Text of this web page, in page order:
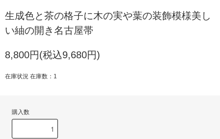
生成色と茶の格子に木の実や葉の装飾模様美し
い紬の開き名古屋帯
8,800円(税込9,680円)
在庫状況 在庫数：1
購入数